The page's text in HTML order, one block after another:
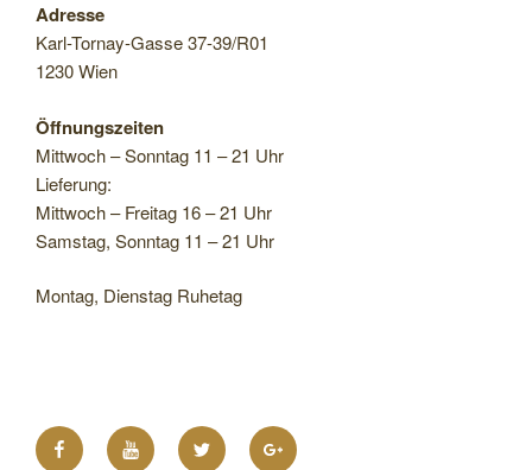
Adresse
Karl-Tornay-Gasse 37-39/R01
1230 Wien
Öffnungszeiten
Mittwoch – Sonntag 11 – 21 Uhr
Lieferung:
Mittwoch – Freitag 16 – 21 Uhr
Samstag, Sonntag 11 – 21 Uhr
Montag, Dienstag Ruhetag
FacebookYouTubeTwitter
Google